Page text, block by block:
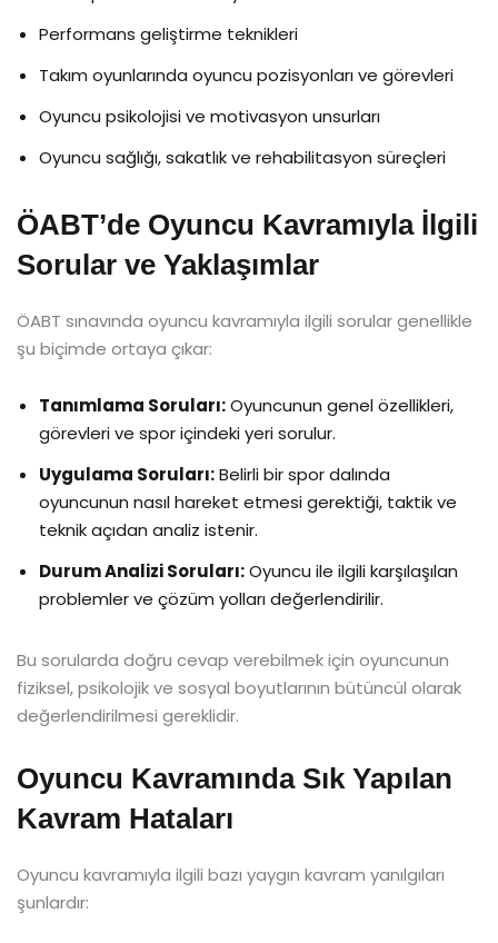
Performans geliştirme teknikleri
Takım oyunlarında oyuncu pozisyonları ve görevleri
Oyuncu psikolojisi ve motivasyon unsurları
Oyuncu sağlığı, sakatlık ve rehabilitasyon süreçleri
ÖABT’de Oyuncu Kavramıyla İlgili
Sorular ve Yaklaşımlar
ÖABT sınavında oyuncu kavramıyla ilgili sorular genellikle
şu biçimde ortaya çıkar:
Tanımlama Soruları:Oyuncunun genel özellikleri,
görevleri ve spor içindeki yeri sorulur.
Uygulama Soruları:Belirli bir spor dalında
oyuncunun nasıl hareket etmesi gerektiği, taktik ve
teknik açıdan analiz istenir.
Durum Analizi Soruları:Oyuncu ile ilgili karşılaşılan
problemler ve çözüm yolları değerlendirilir.
Bu sorularda doğru cevap verebilmek için oyuncunun
fiziksel, psikolojik ve sosyal boyutlarının bütüncül olarak
değerlendirilmesi gereklidir.
Oyuncu Kavramında Sık Yapılan
Kavram Hataları
Oyuncu kavramıyla ilgili bazı yaygın kavram yanılgıları
şunlardır: